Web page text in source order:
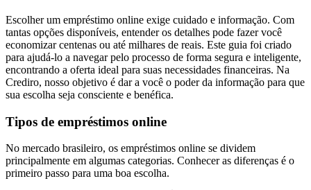
Escolher um empréstimo online exige cuidado e informação. Com
tantas opções disponíveis, entender os detalhes pode fazer você
economizar centenas ou até milhares de reais. Este guia foi criado
para ajudá-lo a navegar pelo processo de forma segura e inteligente,
encontrando a oferta ideal para suas necessidades financeiras. Na
Crediro, nosso objetivo é dar a você o poder da informação para que
sua escolha seja consciente e benéfica.
Tipos de empréstimos online
No mercado brasileiro, os empréstimos online se dividem
principalmente em algumas categorias. Conhecer as diferenças é o
primeiro passo para uma boa escolha.